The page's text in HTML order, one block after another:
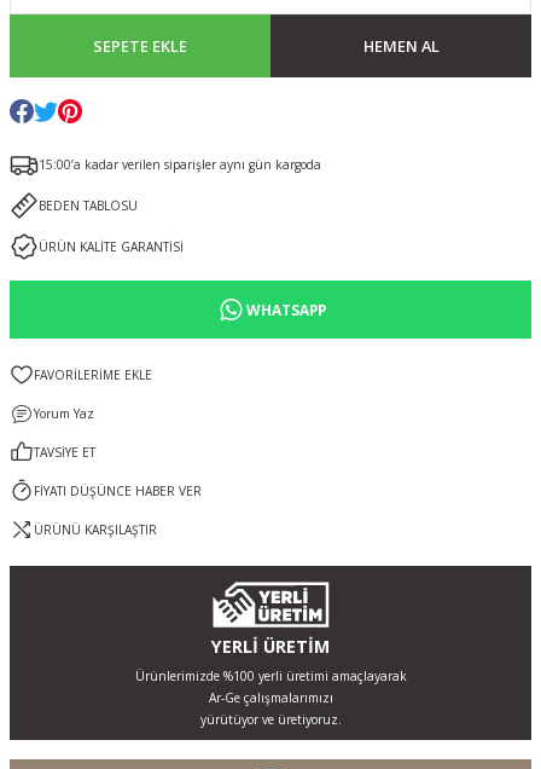
SEPETE EKLE HEMEN AL
15:00’a kadar verilen siparişler aynı gün kargoda
BEDEN TABLOSU
ÜRÜN KALİTE GARANTİSİ
WHATSAPP
Yorum Yaz
TAVSİYE ET
FİYATI DÜŞÜNCE HABER VER
ÜRÜNÜ KARŞILAŞTIR
YERLİ ÜRETİM
Ürünlerimizde %100 yerli üretimi amaçlayarak
Ar-Ge çalışmalarımızı
yürütüyor ve üretiyoruz.